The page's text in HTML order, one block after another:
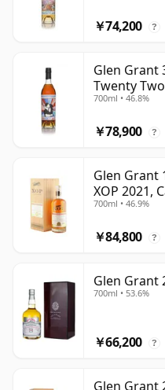
￥74,200 ?
Glen Grant
Twenty Two
700ml • 46.8%
￥78,900 ?
Glen Grant
XOP 2021,
700ml • 46.9%
￥84,800 ?
Glen Grant
700ml • 53.6%
￥66,200 ?
Glen Grant